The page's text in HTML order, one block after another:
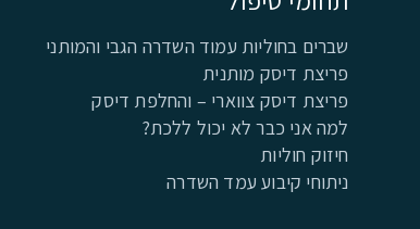
שברים בחוליות עמוד השדרה הגבי והמותני
פריצת דיסק מותנית
פריצת דיסק צווארי – והחלפת דיסק
למה אני כבר לא יכול ללכת?
חיזוק חוליות
ניתוחי קיבוע עמד השדרה